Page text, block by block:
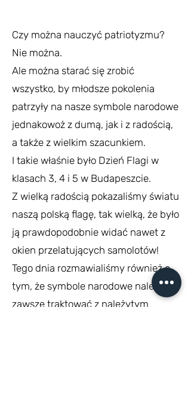
Czy można nauczyć patriotyzmu?
Nie można.
Ale można starać się zrobić
wszystko, by młodsze pokolenia
patrzyły na nasze symbole narodowe
jednakowoż z dumą, jak i z radością,
a także z wielkim szacunkiem.
I takie właśnie było Dzień Flagi w
klasach 3, 4 i 5 w Budapeszcie.
Z wielką radością pokazaliśmy światu
naszą polską flagę, tak wielką, że było
ją prawdopodobnie widać nawet z
okien przelatujących samolotów!
Tego dnia rozmawialiśmy również o
tym, że symbole narodowe należy
zawsze traktować z należytym